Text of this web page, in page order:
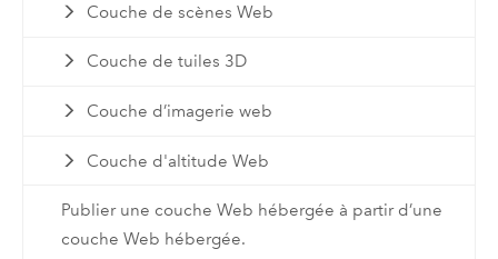
Couche de scènes Web
Couche de tuiles 3D
Couche d’imagerie web
Couche d'altitude Web
Publier une couche Web hébergée à partir d’une
couche Web hébergée.